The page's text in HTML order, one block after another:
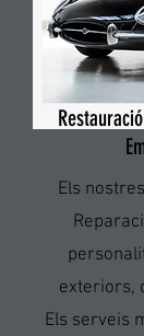
Els
exteriors,
Els serveis